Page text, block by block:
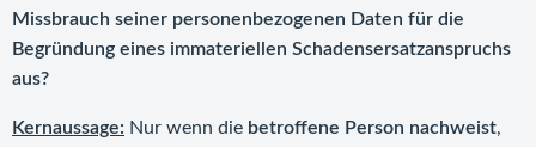
Missbrauch seiner personenbezogenen Daten für die
Begründung eines immateriellen Schadensersatzanspruchs
aus?
Kernaussage: Nur wenn die betroffene Person nachweist,